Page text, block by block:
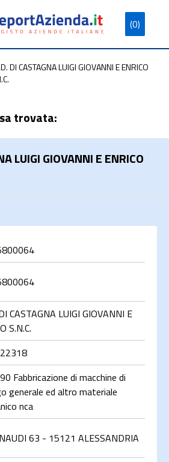
(0)
DI CASTAGNA LUIGI GIOVANNI E ENRICO
trovata:
LUIGI GIOVANNI E ENRICO
CASTAGNA LUIGI GIOVANNI E
S.N.C.
Fabbricazione di macchine di
generale ed altro materiale
nca
63 - 15121 ALESSANDRIA